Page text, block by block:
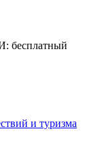
бесплатный
и туризма